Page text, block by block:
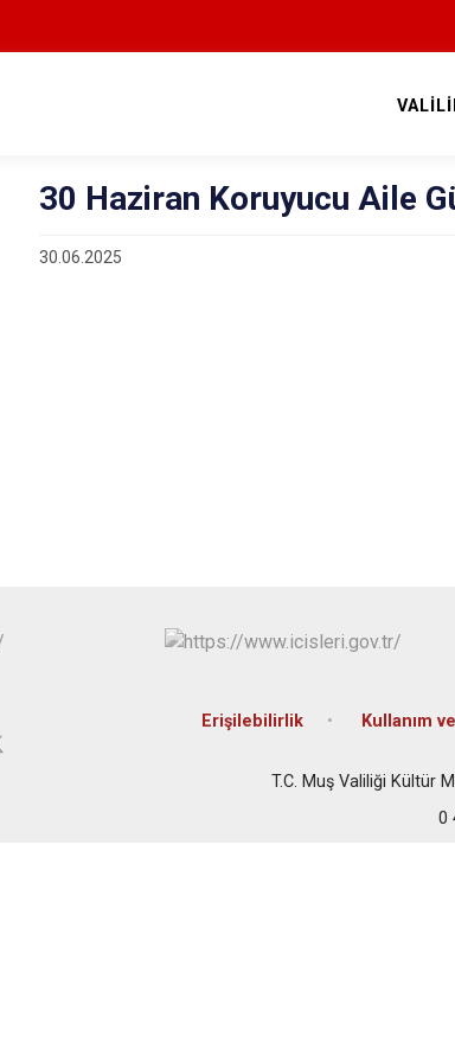
30 Haziran Koruyucu Aile
30.06.2025
Erişilebilirlik Kullanım
T.C. Muş Valiliği Kültür
0